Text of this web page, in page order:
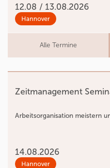
12.08 / 13.08.2026
Hannover
Alle Termine
Zeitmanagement
Arbeitsorganisation meistern
14.08.2026
Hannover